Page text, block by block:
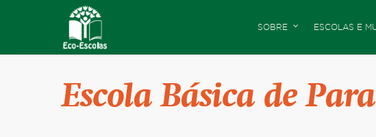
SOBRE ESCOLAS E
Escola Básica de